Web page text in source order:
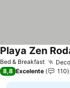
Bed & Breakfast
Playa Zen
8,8 Excelente 110